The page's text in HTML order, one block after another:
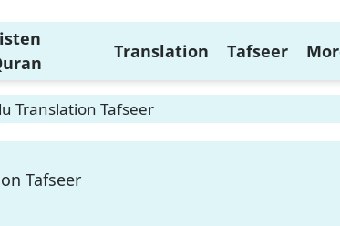
Translation Tafseer
Translation Tafseer
Tafseer